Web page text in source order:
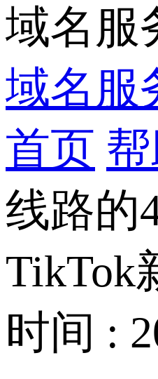
域名服
域名服
首页
线路的
TikTok
时间 :